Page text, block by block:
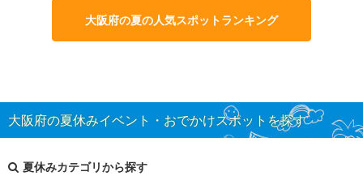
大阪府の夏の人気スポットランキング
大阪府の夏休みイベント・おでかけスポットを探す
夏休みカテゴリから探す